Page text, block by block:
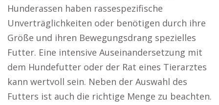
Hunderassen haben rassespezifische
Unverträglichkeiten oder benötigen durch ihre
Größe und ihren Bewegungsdrang spezielles
Futter. Eine intensive Auseinandersetzung mit
dem Hundefutter oder der Rat eines Tierarztes
kann wertvoll sein. Neben der Auswahl des
Futters ist auch die richtige Menge zu beachten.